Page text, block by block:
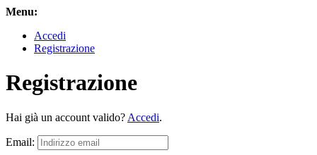
Menu:
Accedi
Registrazione
Registrazione
Hai già un account valido? Accedi.
Email: